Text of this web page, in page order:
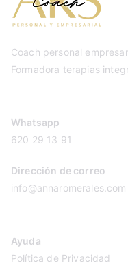
Coach personal
Formadora terapias
Whatsapp
620 29 13 91
Dirección de correo
info@annaromerales.com
Ayuda
Política de Privacidad